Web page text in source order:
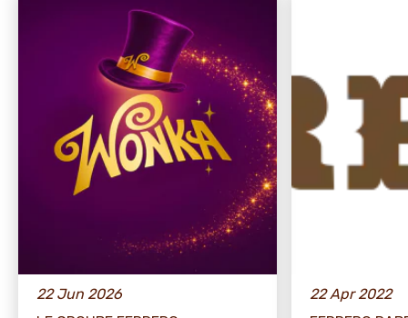
22 Jun 2026
22 Apr 2022